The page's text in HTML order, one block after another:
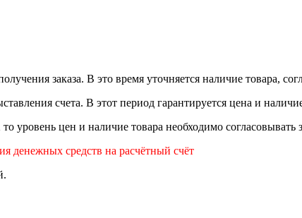
заказа. В это время уточняется наличие товара,
счета. В этот период гарантируется цена и
уровень цен и наличие товара необходимо согласовывать
денежных средств на расчётный счёт